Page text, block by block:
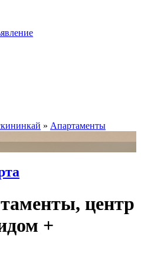
» Апартаменты
центр
+